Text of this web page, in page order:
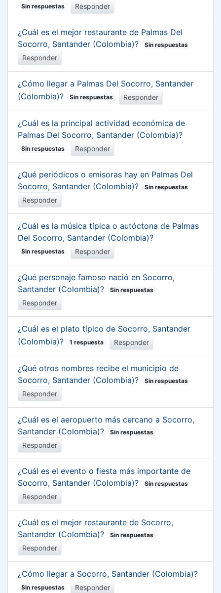
Sin respuestas Responder
¿Cuál es el mejor restaurante de Palmas Del
Socorro, Santander (Colombia)?
Sin respuestas
Responder
¿Cómo llegar a Palmas Del Socorro, Santander
(Colombia)?
Sin respuestas Responder
¿Cuál es la principal actividad económica de
Palmas Del Socorro, Santander (Colombia)?
Sin respuestas Responder
¿Qué periódicos o emisoras hay en Palmas Del
Socorro, Santander (Colombia)?
Sin respuestas
Responder
¿Cuál es la música típica o autóctona de Palmas
Del Socorro, Santander (Colombia)?
Sin respuestas Responder
¿Qué personaje famoso nació en Socorro,
Santander (Colombia)?
Sin respuestas
Responder
¿Cuál es el plato típico de Socorro, Santander
(Colombia)?
1 respuesta Responder
¿Qué otros nombres recibe el municipio de
Socorro, Santander (Colombia)?
Sin respuestas
Responder
¿Cuál es el aeropuerto más cercano a Socorro,
Santander (Colombia)?
Sin respuestas
Responder
¿Cuál es el evento o fiesta más importante de
Socorro, Santander (Colombia)?
Sin respuestas
Responder
¿Cuál es el mejor restaurante de Socorro,
Santander (Colombia)?
Sin respuestas
Responder
¿Cómo llegar a Socorro, Santander (Colombia)?
Sin respuestas Responder